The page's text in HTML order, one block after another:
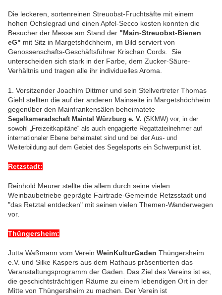
Die leckeren, sortenreinen Streuobst-Fruchtsäfte mit einem
hohen Öchslegrad und einen Apfel-Secco kosten konnten die
Besucher der Messe am Stand der "Main-Streuobst-Bienen
eG" mit Sitz in Margetshöchheim, im Bild serviert von
Genossenschafts-Geschäftsführer Krischan Cords. Sie
unterscheiden sich stark in der Farbe, dem Zucker-Säure-
Verhältnis und tragen alle ihr individuelles Aroma.
1. Vorsitzender Joachim Dittmer und sein Stellvertreter Thomas
Giehl stellten die auf der anderen Mainseite in Margetshöchheim
gegenüber den Mainfrankensälen beheimatete
Segelkameradschaft Maintal Würzburg e. V. (SKMW) vor, in der
sowohl „Freizeitkapitäne“ als auch engagierte Regattateilnehmer auf
internationaler Ebene beheimatet sind und bei der Aus- und
Weiterbildung auf dem Gebiet des Segelsports ein Schwerpunkt ist.
Retzstadt:
Reinhold Meurer stellte die allem durch seine vielen
Weinbaubetriebe geprägte Fairtrade-Gemeinde Retzsstadt und
"das Retztal entdecken" mit seinen vielen Themen-Wanderwegen
vor.
Thüngersheim:
Jutta Waßmann vom Verein WeinKulturGaden Thüngersheim
e.V. und Silke Kaspers aus dem Rathaus präsentierten das
Veranstaltungsprogramm der Gaden. Das Ziel des Vereins ist es,
die geschichtsträchtigen Räume zu einem lebendigen Ort in der
Mitte von Thüngersheim zu machen. Der Verein ist